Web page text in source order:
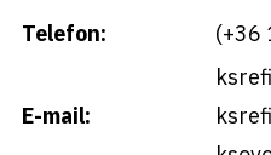
Telefon:
(+36
E-mail: